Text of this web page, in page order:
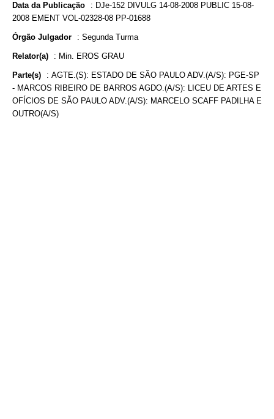
Data da Publicação : DJe-152 DIVULG 14-08-2008 PUBLIC 15-08-
2008 EMENT VOL-02328-08 PP-01688
Órgão Julgador : Segunda Turma
Relator(a) : Min. EROS GRAU
Parte(s) : AGTE.(S): ESTADO DE SÃO PAULO ADV.(A/S): PGE-SP
- MARCOS RIBEIRO DE BARROS AGDO.(A/S): LICEU DE ARTES E
OFÍCIOS DE SÃO PAULO ADV.(A/S): MARCELO SCAFF PADILHA E
OUTRO(A/S)